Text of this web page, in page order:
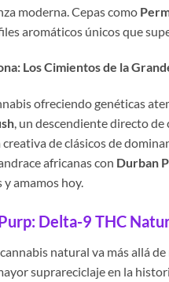
moderna. Cepas como
aromáticos únicos que
Los Cimientos de la
ofreciendo genéticas
, un descendiente directo
de clásicos de
africanas con Durban
amamos hoy.
Delta-9 THC
natural va más allá
suprareciclaje en la